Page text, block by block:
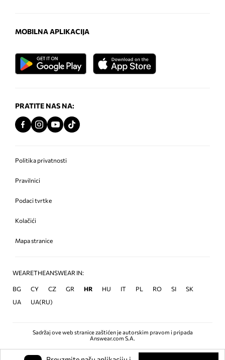
MOBILNA APLIKACIJA
PRATITE NAS NA:
Politika privatnosti
Pravilnici
Podaci tvrtke
Kolačići
Mapa stranice
WEARETHEANSWEAR IN:
BG CY CZ GR HR HU IT PL RO SI
SK
UA
UA(RU)
Sadržaj ove web stranice zaštićen je autorskim pravom i pripada
Answear.com S.A.